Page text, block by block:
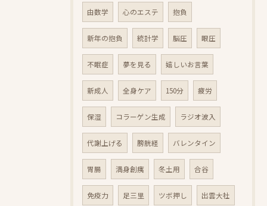
由数学 心のエステ 抱負
新年の抱負 統計学 脳圧 眼圧
不眠症 夢を見る 嬉しいお言葉
新成人 全身ケア 150分 疲労
保湿 コラーゲン生成 ラジオ波入
代謝上げる 膀胱経 バレンタイン
胃腸 満身創痍 冬土用 合谷
免疫力 足三里 ツボ押し 出雲大社